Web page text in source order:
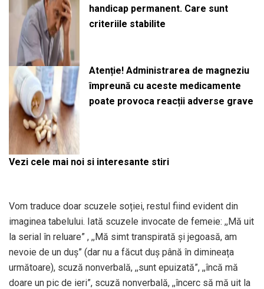
handicap permanent. Care sunt
criteriile stabilite
Atenție! Administrarea de magneziu
împreună cu aceste medicamente
poate provoca reacții adverse grave
Vezi cele mai noi si interesante stiri
Vom traduce doar scuzele soției, restul fiind evident din
imaginea tabelului. Iată scuzele invocate de femeie: ,,Mă uit
la serial în reluare” , ,,Mă simt transpirată și jegoasă, am
nevoie de un duș” (dar nu a făcut duș până în dimineața
următoare), scuză nonverbală, ,,sunt epuizată”, ,,încă mă
doare un pic de ieri”, scuză nonverbală, ,,încerc să mă uit la